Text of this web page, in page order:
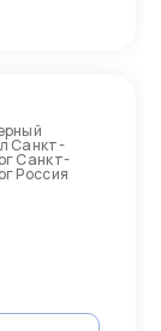
Санкт-
Санкт-
Россия